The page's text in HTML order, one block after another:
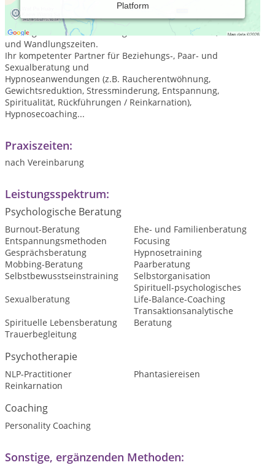
Platform
Institut Herzschlag - psychologische Beratung und Hypnose-
Coaching in Hannover.
Wir begleiten Sie in schwierigen Lebenssituationen, Krisen
und Wandlungszeiten.
Ihr kompetenter Partner für Beziehungs-, Paar- und
Sexualberatung und
Hypnoseanwendungen (z.B. Raucherentwöhnung,
Gewichtsreduktion, Stressminderung, Entspannung,
Spiritualität, Rückführungen / Reinkarnation),
Hypnosecoaching...
Praxiszeiten:
nach Vereinbarung
Leistungsspektrum:
Psychologische Beratung
Burnout-Beratung
Ehe- und Familienberatung
Entspannungsmethoden
Focusing
Gesprächsberatung
Hypnosetraining
Mobbing-Beratung
Paarberatung
Selbstbewusstseinstraining
Selbstorganisation
Sexualberatung
Spirituell-psychologisches
Life-Balance-Coaching
Spirituelle Lebensberatung
Transaktionsanalytische
Beratung
Trauerbegleitung
Psychotherapie
NLP-Practitioner
Phantasiereisen
Reinkarnation
Coaching
Personality Coaching
Sonstige, ergänzenden Methoden: